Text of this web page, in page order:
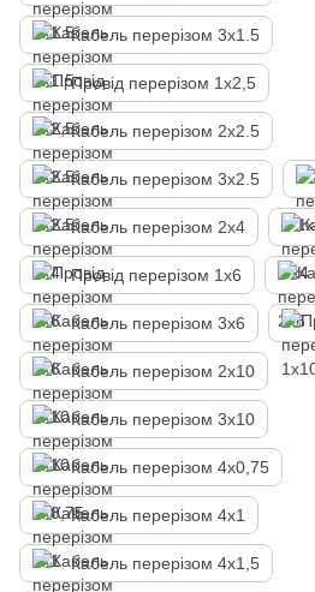
Кабель перерізом 3х1.5
Провід перерізом 1х2,5
Кабель перерізом 2х2.5
Кабель перерізом 3х2.5
Кабель перерізом 2х4
Провід перерізом 1х6
Кабель перерізом 3х6
Кабель перерізом 2х10
Кабель перерізом 3х10
Кабель перерізом 4х0,75
Кабель перерізом 4х1
Кабель перерізом 4х1,5